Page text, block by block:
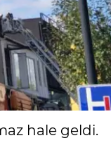
hale geldi.